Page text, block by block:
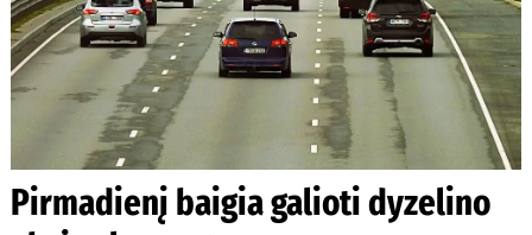
Pirmadienį baigia galioti dyzelino